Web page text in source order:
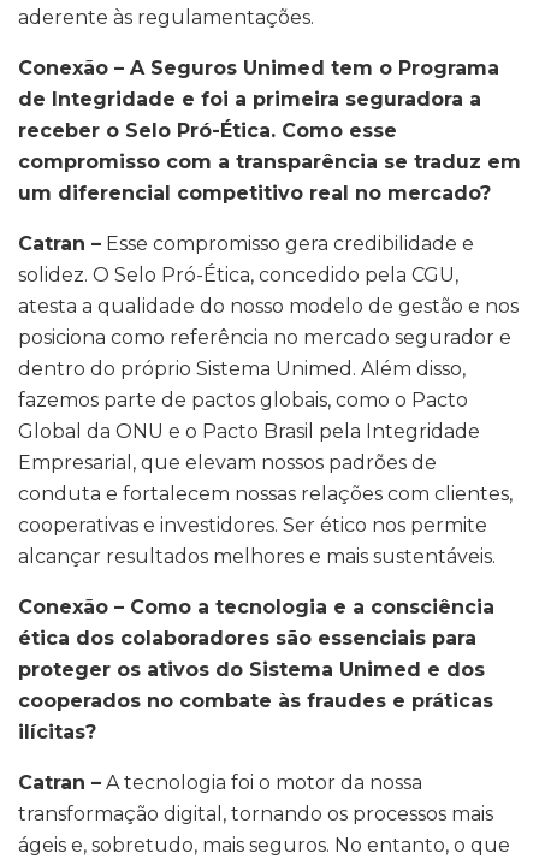
aderente às regulamentações.
Conexão – A Seguros Unimed tem o Programa
de Integridade e foi a primeira seguradora a
receber o Selo Pró-Ética. Como esse
compromisso com a transparência se traduz em
um diferencial competitivo real no mercado?
Catran – Esse compromisso gera credibilidade e
solidez. O Selo Pró-Ética, concedido pela CGU,
atesta a qualidade do nosso modelo de gestão e nos
posiciona como referência no mercado segurador e
dentro do próprio Sistema Unimed. Além disso,
fazemos parte de pactos globais, como o Pacto
Global da ONU e o Pacto Brasil pela Integridade
Empresarial, que elevam nossos padrões de
conduta e fortalecem nossas relações com clientes,
cooperativas e investidores. Ser ético nos permite
alcançar resultados melhores e mais sustentáveis.
Conexão – Como a tecnologia e a consciência
ética dos colaboradores são essenciais para
proteger os ativos do Sistema Unimed e dos
cooperados no combate às fraudes e práticas
ilícitas?
Catran – A tecnologia foi o motor da nossa
transformação digital, tornando os processos mais
ágeis e, sobretudo, mais seguros. No entanto, o que